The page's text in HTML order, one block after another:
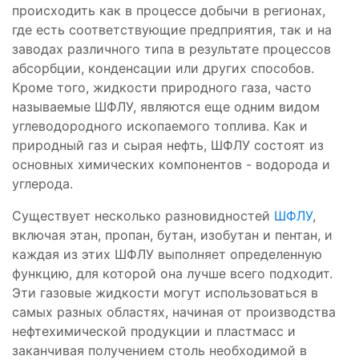
происходить как в процессе добычи в регионах,
где есть соответствующие предприятия, так и на
заводах различного типа в результате процессов
абсорбции, конденсации или других способов.
Кроме того, жидкости природного газа, часто
называемые ШФЛУ, являются еще одним видом
углеводородного ископаемого топлива. Как и
природный газ и сырая нефть, ШФЛУ состоят из
основных химических компонентов - водорода и
углерода.
Существует несколько разновидностей ШФЛУ,
включая этан, пропан, бутан, изобутан и пентан, и
каждая из этих ШФЛУ выполняет определенную
функцию, для которой она лучше всего подходит.
Эти газовые жидкости могут использоваться в
самых разных областях, начиная от производства
нефтехимической продукции и пластмасс и
заканчивая получением столь необходимой в